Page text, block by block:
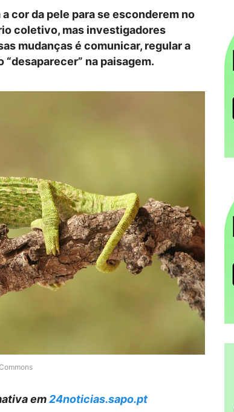
cor da pele para se esconderem no
coletivo, mas investigadores
mudanças é comunicar, regular a
na paisagem.
em24noticias.sapo.pt